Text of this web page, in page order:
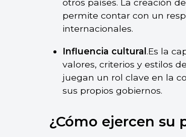
permite contar con un
internacionales.
Influencia cultural.Es la
valores, criterios y estilos
juegan un rol clave en la
sus propios gobiernos.
¿Cómo ejercen su